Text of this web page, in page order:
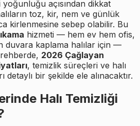
açısından dikkat
toz, kir, nem ve günlük
kirlenmesine sebep olabilir. Bu
hizmeti — hem ev hem ofis,
duvara kaplama halılar için —
2026 Çağlayan
, temizlik süreçleri ve halı
detaylı bir şekilde ele alınacaktır.
Halı Temizliği